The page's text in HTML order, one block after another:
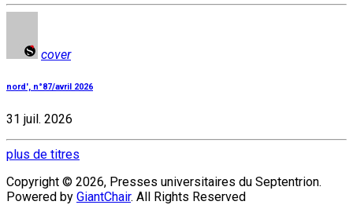
cover
nord', n°87/avril 2026
31 juil. 2026
plus de titres
Copyright © 2026, Presses universitaires du Septentrion.
Powered by GiantChair. All Rights Reserved